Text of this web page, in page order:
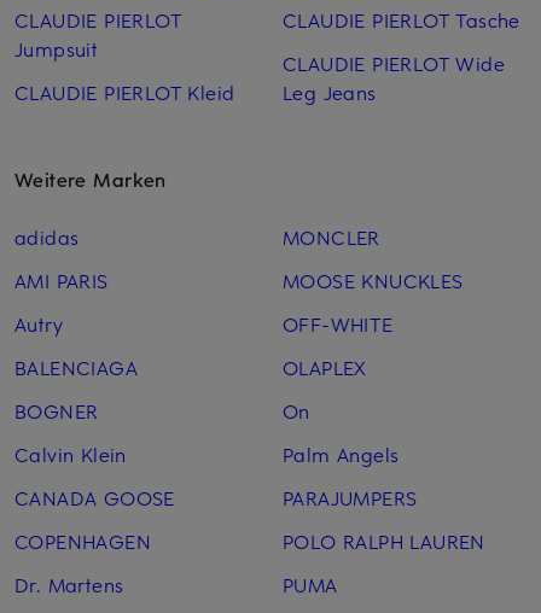
CLAUDIE PIERLOT
Jumpsuit
CLAUDIE PIERLOT Kleid
CLAUDIE PIERLOT Tasche
CLAUDIE PIERLOT Wide
Leg Jeans
Weitere Marken
adidas
AMI PARIS
Autry
BALENCIAGA
BOGNER
Calvin Klein
CANADA GOOSE
COPENHAGEN
Dr. Martens
MONCLER
MOOSE KNUCKLES
OFF-WHITE
OLAPLEX
On
Palm Angels
PARAJUMPERS
POLO RALPH LAUREN
PUMA